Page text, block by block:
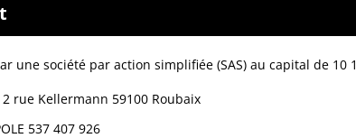
une société par action simplifiée (SAS) au capital de 10
2 rue Kellermann 59100 Roubaix
537 407 926